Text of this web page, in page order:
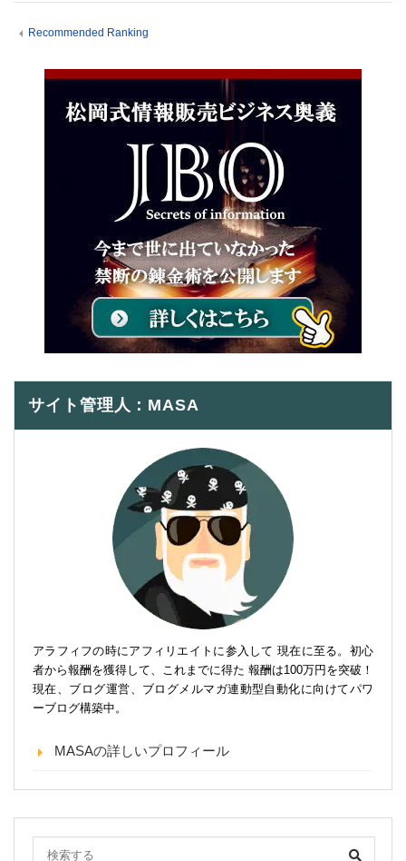
Recommended Ranking
サイト管理人：MASA
アラフィフの時にアフィリエイトに参入して 現在に至る。初心
者から報酬を獲得して、これまでに得た 報酬は100万円を突破！
現在、ブログ運営、ブログメルマガ連動型自動化に向けてパワ
ーブログ構築中。
MASAの詳しいプロフィール